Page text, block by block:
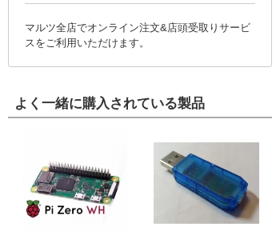
マルツ全店でオンライン注文&店頭受取りサービ
スをご利用いただけます。
よく一緒に購入されている製品